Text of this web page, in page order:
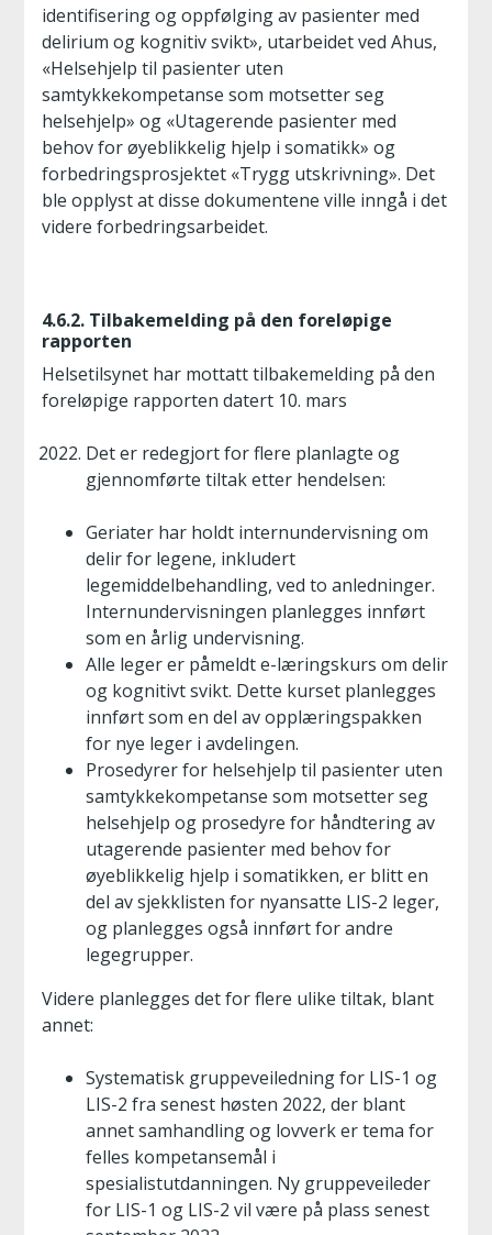
identifisering og oppfølging av pasienter med
delirium og kognitiv svikt», utarbeidet ved Ahus,
«Helsehjelp til pasienter uten
samtykkekompetanse som motsetter seg
helsehjelp» og «Utagerende pasienter med
behov for øyeblikkelig hjelp i somatikk» og
forbedringsprosjektet «Trygg utskrivning». Det
ble opplyst at disse dokumentene ville inngå i det
videre forbedringsarbeidet.
4.6.2. Tilbakemelding på den foreløpige
rapporten
Helsetilsynet har mottatt tilbakemelding på den
foreløpige rapporten datert 10. mars
Det er redegjort for flere planlagte og
gjennomførte tiltak etter hendelsen:
Geriater har holdt internundervisning om
delir for legene, inkludert
legemiddelbehandling, ved to anledninger.
Internundervisningen planlegges innført
som en årlig undervisning.
Alle leger er påmeldt e-læringskurs om delir
og kognitivt svikt. Dette kurset planlegges
innført som en del av opplæringspakken
for nye leger i avdelingen.
Prosedyrer for helsehjelp til pasienter uten
samtykkekompetanse som motsetter seg
helsehjelp og prosedyre for håndtering av
utagerende pasienter med behov for
øyeblikkelig hjelp i somatikken, er blitt en
del av sjekklisten for nyansatte LIS-2 leger,
og planlegges også innført for andre
legegrupper.
Videre planlegges det for flere ulike tiltak, blant
annet:
Systematisk gruppeveiledning for LIS-1 og
LIS-2 fra senest høsten 2022, der blant
annet samhandling og lovverk er tema for
felles kompetansemål i
spesialistutdanningen. Ny gruppeveileder
for LIS-1 og LIS-2 vil være på plass senest